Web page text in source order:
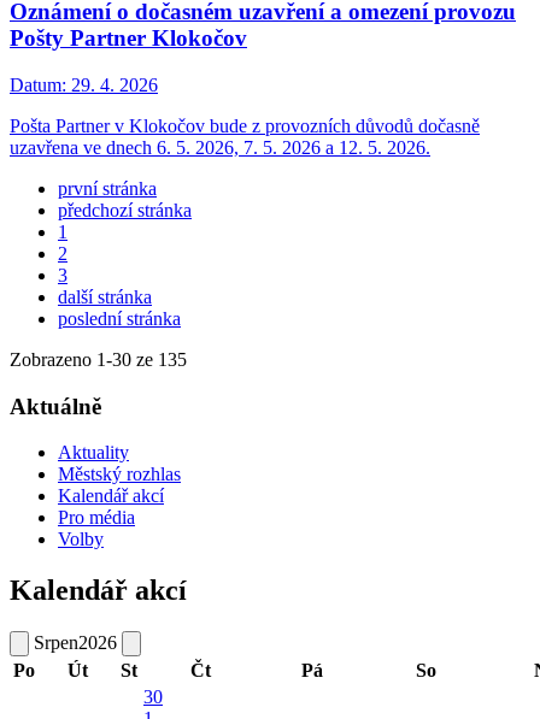
Oznámení o dočasném uzavření a omezení provozu
Pošty Partner Klokočov
Datum: 29. 4. 2026
Pošta Partner v Klokočov bude z provozních důvodů dočasně
uzavřena ve dnech 6. 5. 2026, 7. 5. 2026 a 12. 5. 2026.
první stránka
předchozí stránka
1
2
3
další stránka
poslední stránka
Zobrazeno 1-30 ze 135
Aktuálně
Aktuality
Městský rozhlas
Kalendář akcí
Pro média
Volby
Kalendář akcí
Srpen2026
Po
Út St Čt Pá So
30